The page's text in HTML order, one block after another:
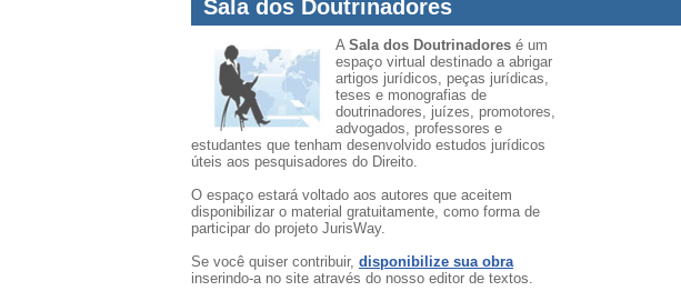
Sala dos Doutrinadores
A Sala dos Doutrinadores é um
espaço virtual destinado a abrigar
artigos jurídicos, peças jurídicas,
teses e monografias de
doutrinadores, juízes, promotores,
advogados, professores e
estudantes que tenham desenvolvido estudos jurídicos
úteis aos pesquisadores do Direito.
O espaço estará voltado aos autores que aceitem
disponibilizar o material gratuitamente, como forma de
participar do projeto JurisWay.
Se você quiser contribuir, disponibilize sua obra
inserindo-a no site através do nosso editor de textos.